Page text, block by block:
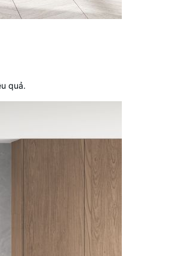
quả.